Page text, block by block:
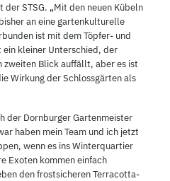
STSG. „Mit den neuen Kübeln
an eine gartenkulturelle
ist mit dem Töpfer- und
kleiner Unterschied, der
zweiten Blick auffällt, aber es ist
Wirkung der Schlossgärten als
der Dornburger Gartenmeister
haben mein Team und ich jetzt
wenn es ins Winterquartier
Exoten kommen einfach
den frostsicheren Terracotta-